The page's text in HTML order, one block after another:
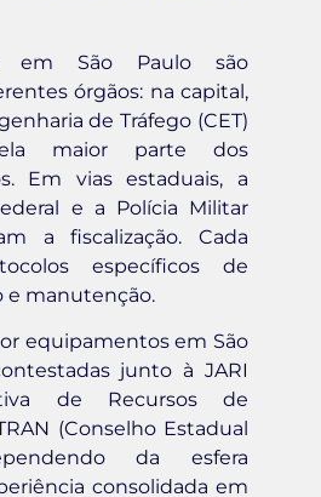
em São Paulo são
órgãos: na capital,
de Tráfego (CET)
maior parte dos
Em vias estaduais, a
e a Polícia Militar
a fiscalização. Cada
específicos de
e manutenção.
equipamentos em São
junto à JARI
de Recursos de
(Conselho Estadual
da esfera
consolidada em